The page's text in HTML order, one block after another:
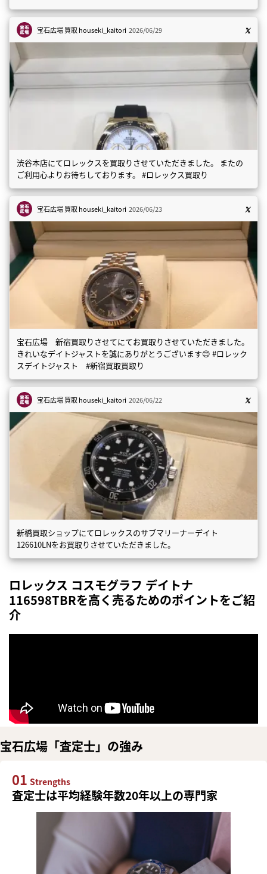
宝石広場 買取houseki_kaitori 2026/06/29
渋谷本店にてロレックスを買取りさせていただきました。 またの
ご利用心よりお待ちしております。 #ロレックス買取り
宝石広場 買取houseki_kaitori 2026/06/23
宝石広場 新宿買取りさせてにてお買取りさせていただきました。
きれいなデイトジャストを誠にありがとうございます😊 #ロレック
スデイトジャスト #新宿買取買取り
宝石広場 買取houseki_kaitori 2026/06/22
新橋買取ショップにてロレックスのサブマリーナーデイト
126610LNをお買取りさせていただきました。
ロレックス コスモグラフ デイトナ
116598TBRを高く売るためのポイントをご紹
介
宝石広場「査定士」の強み
01 Strengths
査定士は平均経験年数20年以上の専門家